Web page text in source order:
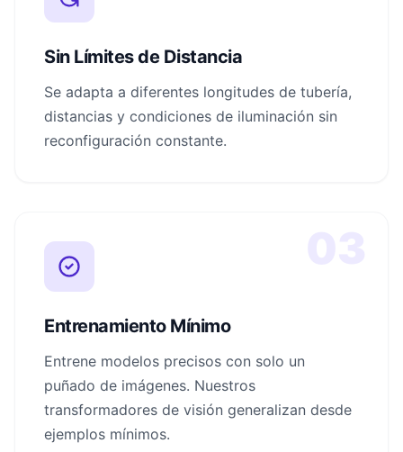
Sin Límites de Distancia
Se adapta a diferentes longitudes de tubería,
distancias y condiciones de iluminación sin
reconfiguración constante.
Entrenamiento Mínimo
Entrene modelos precisos con solo un
puñado de imágenes. Nuestros
transformadores de visión generalizan desde
ejemplos mínimos.